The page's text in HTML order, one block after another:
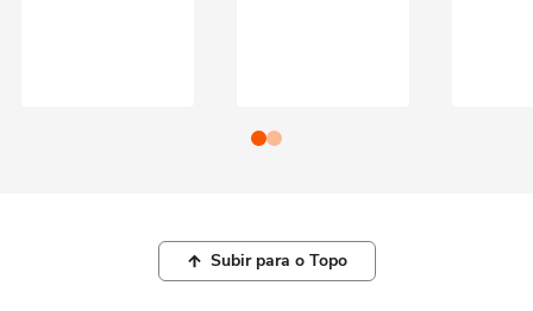
Subir para o Topo